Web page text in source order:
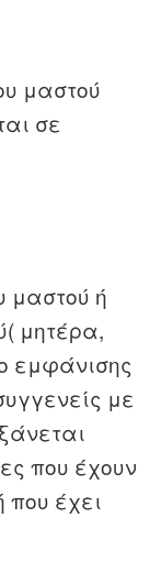
μαστού
σε
μαστού ή
μητέρα,
εμφάνισης
με
που έχουν
που έχει